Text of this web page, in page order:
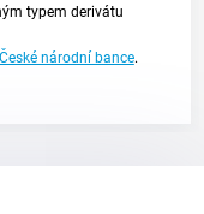
typem derivátu
národní bance.